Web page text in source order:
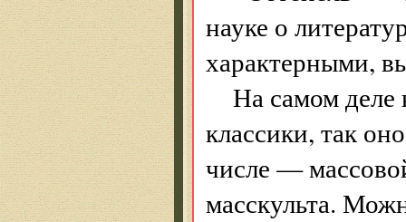
науке о
характерными,
На самом деле
классики, так
числе —
масскульта.